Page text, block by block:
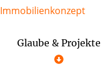
Glaube & Projekte
Immobilienkonzept